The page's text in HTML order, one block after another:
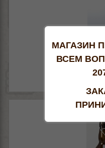
Бутылка
нет
МАГАЗИН
ВСЕМ